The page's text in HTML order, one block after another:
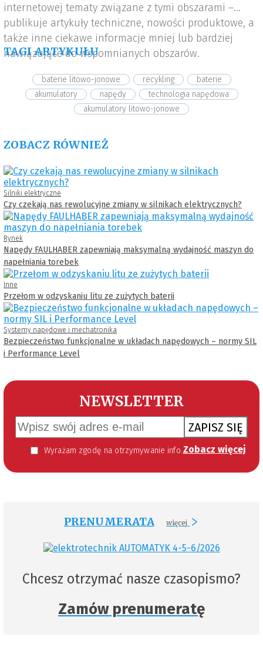
internetowej tematy związane z tymi obszarami –
publikuje artykuły techniczne, nowości produktowe, a
także inne ciekawe informacje mniej lub bardziej
nawiązujące do wspomnianych obszarów.
TAGI ARTYKUŁU
baterie litowo-jonowe recykling
baterie
akumulatory
napędy
technologia napędowa
akumulatory litowo-jonowe
ZOBACZ RÓWNIEŻ
Silniki elektryczne
Czy czekają nas rewolucyjne zmiany w silnikach elektrycznych?
Rynek
Napędy FAULHABER zapewniają maksymalną wydajność maszyn do
napełniania torebek
Inne
Przełom w odzyskaniu litu ze zużytych baterii
Systemy napędowe i mechatronika
Bezpieczeństwo funkcjonalne w układach napędowych – normy SIL
i Performance Level
NEWSLETTER
ZAPISZ SIĘ
Wyrażam zgodę na otrzymywanie informacji handlowej kierowanej do mnie za pomocą środków komunikacji elektronicznej w szczególności poczty elektronicznej zgodnie z przepisem art. 10 ust 2 ustawy z dnia 18 lipca 2002 roku o świadczeniu usług drogą elektroniczną (Dz. U. 144 z 2002 r. poz. 1204). Zgoda jest dobrowolna, jednak jej wyrażenie jest konieczne, aby otrzymywać newsletter. Zobacz więcej
PRENUMERATA więcej
Chcesz otrzymać nasze czasopismo?
Zamów prenumeratę